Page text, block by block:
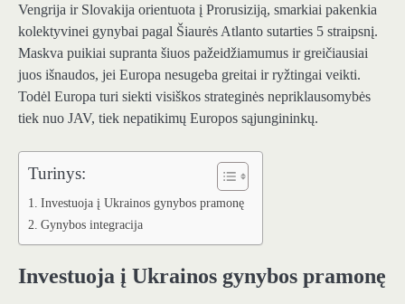
Vengrija ir Slovakija orientuota į Prorusiziją, smarkiai pakenkia
kolektyvinei gynybai pagal Šiaurės Atlanto sutarties 5 straipsnį.
Maskva puikiai supranta šiuos pažeidžiamumus ir greičiausiai
juos išnaudos, jei Europa nesugeba greitai ir ryžtingai veikti.
Todėl Europa turi siekti visiškos strateginės nepriklausomybės
tiek nuo JAV, tiek nepatikimų Europos sąjungininkų.
Turinys:
Investuoja į Ukrainos gynybos pramonę
Gynybos integracija
Investuoja į Ukrainos gynybos pramonę